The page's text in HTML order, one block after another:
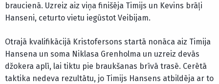
braucienā. Uzreiz aiz viņa finišēja Timijs un Kevins brāļi
Hanseni, ceturto vietu iegūstot Veibijam.
Otrajā kvalifikācijā Kristofersons startā nonāca aiz Timija
Hansena un soma Niklasa Grenholma un uzreiz devās
džokera aplī, lai tiktu pie braukšanas brīvā trasē. Cerētā
taktika nedeva rezultātu, jo Timijs Hansens atbildēja ar to